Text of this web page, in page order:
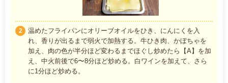
2
温めたフライパンにオリーブオイルをひき、にんにくを入
れ、香りが出るまで弱火で加熱する。牛ひき肉、かぼちゃを
加え、肉の色が半分ほど変わるまでほぐし炒めたら【A】を加
え、中火前後で6〜8分ほど炒める。白ワインを加えて、さら
に1分ほど炒める。